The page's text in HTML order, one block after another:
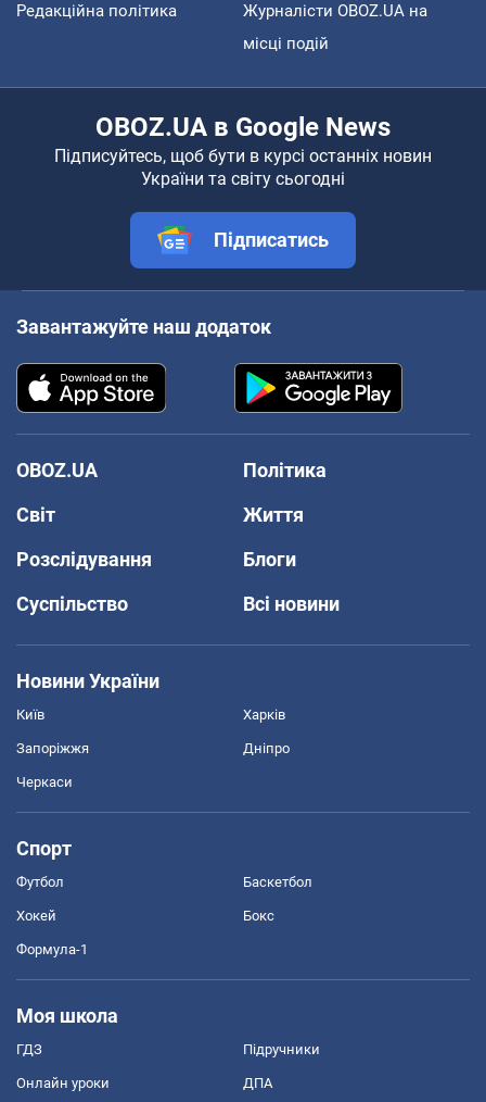
Редакційна політика
Журналісти OBOZ.UA на
місці подій
OBOZ.UA в Google News
Підписуйтесь, щоб бути в курсі останніх новин
України та світу сьогодні
Підписатись
Завантажуйте наш додаток
OBOZ.UA
Політика
Світ
Життя
Розслідування
Блоги
Суспільство
Всі новини
Новини України
Київ Харків
Запоріжжя Дніпро
Черкаси
Спорт
Футбол Баскетбол
Хокей Бокс
Формула-1
Моя школа
ГДЗ Підручники
Онлайн уроки ДПА